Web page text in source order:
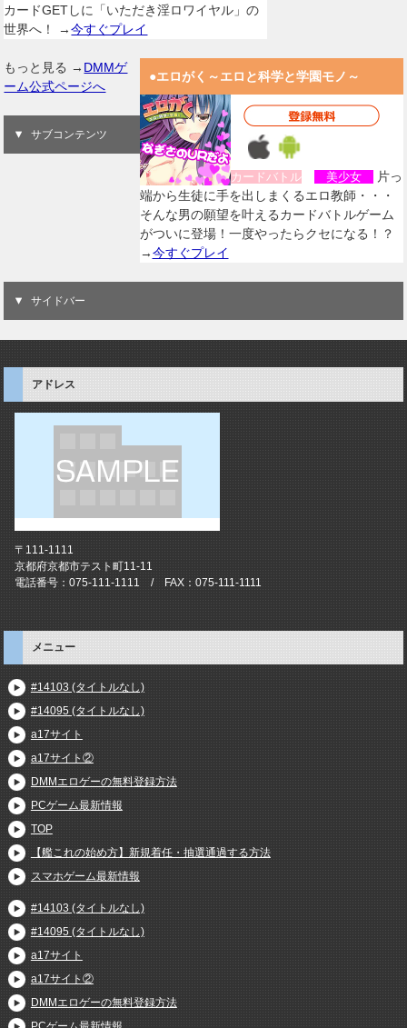
カードGETしに「いただき淫ロワイヤル」の
世界へ！ →今すぐプレイ
●エロがく～エロと科学と学園モノ～
カードバトル 美少女
片っ
端から生徒に手を出しまくるエロ教師・・・
そんな男の願望を叶えるカードバトルゲーム
がついに登場！一度やったらクセになる！？
→今すぐプレイ
もっと見る → DMMゲ
ーム公式ページへ
サブコンテンツ
サイドバー
アドレス
〒111-1111
京都府京都市テスト町11-11
電話番号：075-111-1111 / FAX：075-111-1111
メニュー
#14103 (タイトルなし)
#14095 (タイトルなし)
a17サイト
a17サイト②
DMMエロゲーの無料登録方法
PCゲーム最新情報
TOP
【艦これの始め方】新規着任・抽選通過する方法
スマホゲーム最新情報
#14103 (タイトルなし)
#14095 (タイトルなし)
a17サイト
a17サイト②
DMMエロゲーの無料登録方法